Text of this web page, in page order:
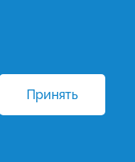
центр
медицинский
и обработки
Принять